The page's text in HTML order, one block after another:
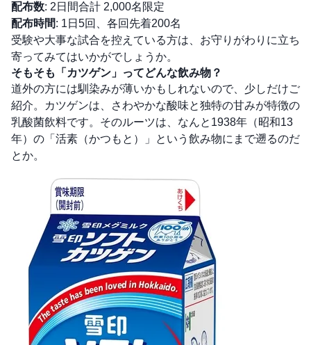
配布数: 2日間合計 2,000名限定
配布時間: 1日5回、各回先着200名
受験や大事な試合を控えている方は、お守りがわりに立ち
寄ってみてはいかがでしょうか。
そもそも「カツゲン」ってどんな飲み物？
道外の方には馴染みが薄いかもしれないので、少しだけご
紹介。カツゲンは、さわやかな酸味と独特の甘みが特徴の
乳酸菌飲料です。そのルーツは、なんと1938年（昭和13
年）の「活素（かつもと）」という飲み物にまで遡るのだ
とか。